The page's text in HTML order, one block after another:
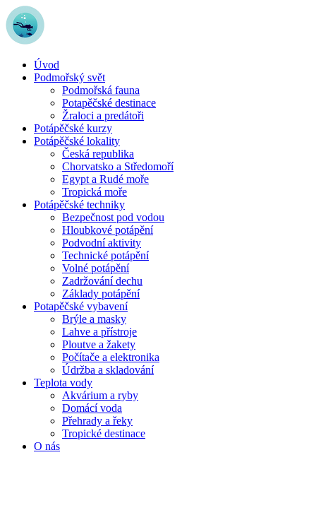
Přejít
k
obsahu
Úvod
Podmořský svět
Podmořská fauna
Potapěčské destinace
Žraloci a predátoři
Potápěčské kurzy
Potápěčské lokality
Česká republika
Chorvatsko a Středomoří
Egypt a Rudé moře
Tropická moře
Potápěčské techniky
Bezpečnost pod vodou
Hloubkové potápění
Podvodní aktivity
Technické potápění
Volné potápění
Zadržování dechu
Základy potápění
Potapěčské vybavení
Brýle a masky
Lahve a přístroje
Ploutve a žakety
Počítače a elektronika
Údržba a skladování
Teplota vody
Akvárium a ryby
Domácí voda
Přehrady a řeky
Tropické destinace
O nás